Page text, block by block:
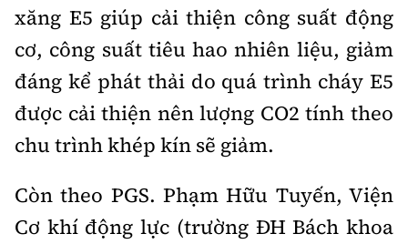
xăng E5 giúp cải thiện công suất động
cơ, công suất tiêu hao nhiên liệu, giảm
đáng kể phát thải do quá trình cháy E5
được cải thiện nên lượng CO2 tính theo
chu trình khép kín sẽ giảm.
Còn theo PGS. Phạm Hữu Tuyến, Viện
Cơ khí động lực (trường ĐH Bách khoa